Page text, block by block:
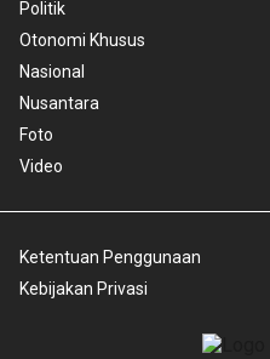
Politik
Otonomi Khusus
Nasional
Nusantara
Foto
Video
Ketentuan Penggunaan
Kebijakan Privasi